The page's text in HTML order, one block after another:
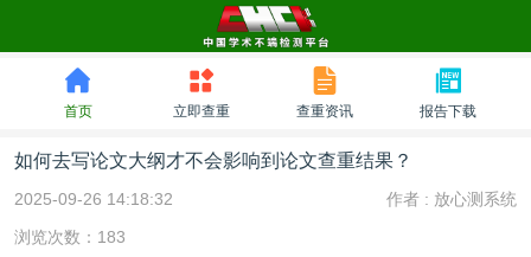
首页 立即查重 查重资讯 报告下载
如何去写论文大纲才不会影响到论文查重结果？
2025-09-26 14:18:32 作者 : 放心测系统
浏览次数：183